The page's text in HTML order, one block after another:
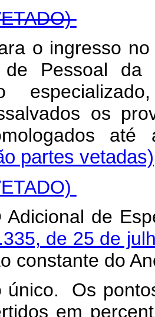
o ingresso
Pessoal da
os
partes vetadas)
de
de 25 de
constante do
único. Os
em